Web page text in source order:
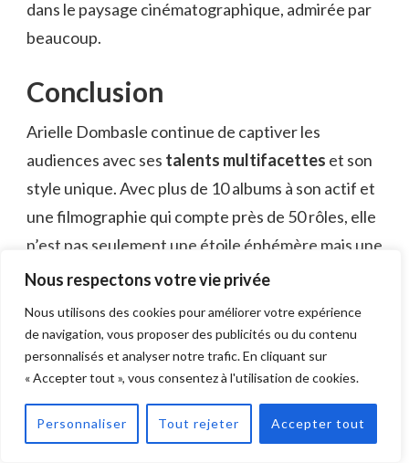
Nous respectons votre vie privée
Nous utilisons des cookies pour améliorer votre expérience
de navigation, vous proposer des publicités ou du contenu
personnalisés et analyser notre trafic. En cliquant sur
« Accepter tout », vous consentez à l'utilisation de cookies.
Personnaliser Tout rejeter Accepter tout
dans le paysage cinématographique, admirée par
beaucoup.
Conclusion
Arielle Dombasle continue de captiver les
audiences avec ses talents multifacettes et son
style unique. Avec plus de 10 albums à son actif et
une filmographie qui compte près de 50 rôles, elle
n’est pas seulement une étoile éphémère mais une
influence durabledans les arts. Sa capacité à
attrait intemporel, faisant d’elle unefigure
incontournablede la culture contemporaine.
Alors qu’elle avance, l’héritage de Dombasle
inspirera certainement les générations futures
d’artistes.